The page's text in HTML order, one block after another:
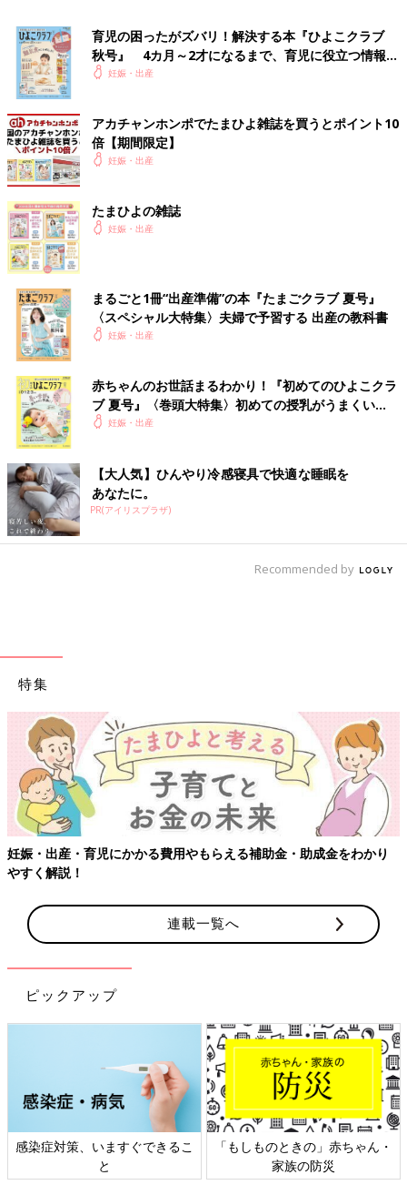
そう、自分が妊婦になってびっくりしたのは、
と、子どもがちゃんと生きてるか心配なんだってこと。
過が安定していても、いつ何が起こるかわからなくて、出産直前
まで不安なのだと、初めて知りました。しかも、異変に気付いて
病院に行くかどうか判断するのは、自分・・・。
て、怖い！！
ハッケンその１「妊娠中は、子どもの生死がずーっと不安だっ
妊娠前は、図の上のグラフのように、安定期に入ったら、不安は
なくなってハッピーマタニティライフって感じになると思ってい
ました。でも実際には、下のグラフのように、安定期に入っても
妊娠後期になっても、ずーっとどこかに不安がある状態でした。
不妊治療をしているときは、妊婦さんってみんな幸せそうに見え
ました。自分がなってみたら、こんなにも不安が続くとは・・・
と、驚いたのでした。
[わぐり]
2018年4月に息子を出産し、育休中の3
3歳
。
「ハハのつぶやき」 Twitter(@ninputweet)と
Instagram(@ninputweet)
ラストを、ほぼ毎日更新しています。
●記事の内容は記事執筆当時の情報であり、現在と異なる場合が
前の話
一覧
次の話
マタニティ・ハイと、
世間との温度差。[妊婦
のハッケン #2]
育児の困ったがズバリ！解決する本『ひよこクラブ
秋号』 4カ月～2才になるまで、育児に役立つ情報が
いっぱい！
妊娠・出産
アカチャンホンポでたまひよ雑誌を買うとポイント10
倍【期間限定】
妊娠・出産
たまひよの雑誌
妊娠・出産
まるごと1冊“出産準備”の本『たまごクラブ 夏号』
〈スペシャル大特集〉夫婦で予習する 出産の教科書
妊娠・出産
赤ちゃんのお世話まるわかり！『初めてのひよこクラ
ブ 夏号』〈巻頭大特集〉初めての授乳がうまくい
く！ おっぱい・ミルクの基本と夏のトラブル 解決テ
妊娠・出産
【大人気】ひんやり冷感寝具で快適な睡眠を
あなたに。
PR(アイリスプラザ)
Recommended by
特集
妊娠・出産・育児にかかる費用やもらえる補助金・助成金をわかり
やすく解説！
連載一覧へ
ピックアップ
感染症対策、いますぐできるこ
と
「もしものときの」赤ちゃん・
家族の防災